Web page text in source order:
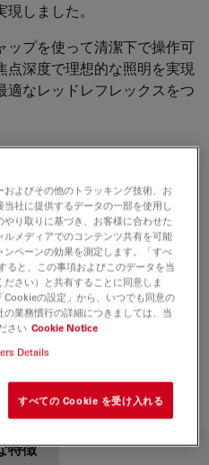
しました。
ップを使って清潔下で操作可
深度で理想的な照明を実現
適なレッドレフレックスをつ
特徴
よびその他のトラッキング技術、お
社に提供するデータの一部を使用し
り取りに基づき、お客様に合わせた
メディアでのコンテンツ共有を可能
ペーンの効果を測定します。「すべ
ると、この事項およびこのデータを当
さい）と共有することに同意しま
の設定」から、いつでも同意の
業務慣行の詳細につきましては、当
さい Cookie Notice
Details
すべての Cookie を受け入れる